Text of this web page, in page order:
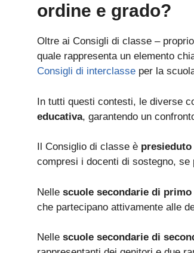
ordine e grado?
Oltre ai Consigli di classe –
quale rappresenta un elemento
Consigli di interclasse per la
In tutti questi contesti, le diverse
educativa, garantendo un
Il Consiglio di classe è
compresi i docenti di sostegno, se
Nelle scuole secondarie di primo
che partecipano attivamente alle
Nelle scuole secondarie di